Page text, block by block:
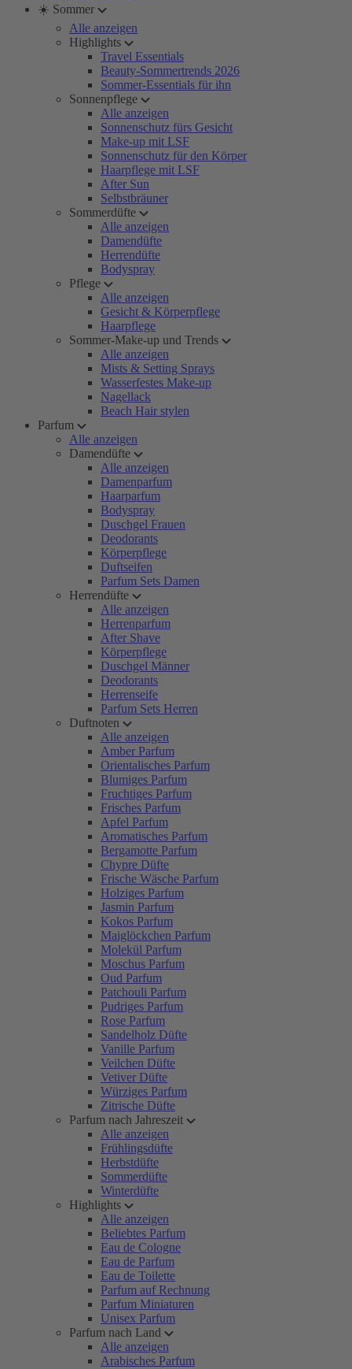
☀️ Sommer
Alle anzeigen
Highlights
Travel Essentials
Beauty-Sommertrends 2026
Sommer-Essentials für ihn
Sonnenpflege
Alle anzeigen
Sonnenschutz fürs Gesicht
Make-up mit LSF
Sonnenschutz für den Körper
Haarpflege mit LSF
After Sun
Selbstbräuner
Sommerdüfte
Alle anzeigen
Damendüfte
Herrendüfte
Bodyspray
Pflege
Alle anzeigen
Gesicht & Körperpflege
Haarpflege
Sommer-Make-up und Trends
Alle anzeigen
Mists & Setting Sprays
Wasserfestes Make-up
Nagellack
Beach Hair stylen
Parfum
Alle anzeigen
Damendüfte
Alle anzeigen
Damenparfum
Haarparfum
Bodyspray
Duschgel Frauen
Deodorants
Körperpflege
Duftseifen
Parfum Sets Damen
Herrendüfte
Alle anzeigen
Herrenparfum
After Shave
Körperpflege
Duschgel Männer
Deodorants
Herrenseife
Parfum Sets Herren
Duftnoten
Alle anzeigen
Amber Parfum
Orientalisches Parfum
Blumiges Parfum
Fruchtiges Parfum
Frisches Parfum
Apfel Parfum
Aromatisches Parfum
Bergamotte Parfum
Chypre Düfte
Frische Wäsche Parfum
Holziges Parfum
Jasmin Parfum
Kokos Parfum
Maiglöckchen Parfum
Molekül Parfum
Moschus Parfum
Oud Parfum
Patchouli Parfum
Pudriges Parfum
Rose Parfum
Sandelholz Düfte
Vanille Parfum
Veilchen Düfte
Vetiver Düfte
Würziges Parfum
Zitrische Düfte
Parfum nach Jahreszeit
Alle anzeigen
Frühlingsdüfte
Herbstdüfte
Sommerdüfte
Winterdüfte
Highlights
Alle anzeigen
Beliebtes Parfum
Eau de Cologne
Eau de Parfum
Eau de Toilette
Parfum auf Rechnung
Parfum Miniaturen
Unisex Parfum
Parfum nach Land
Alle anzeigen
Arabisches Parfum